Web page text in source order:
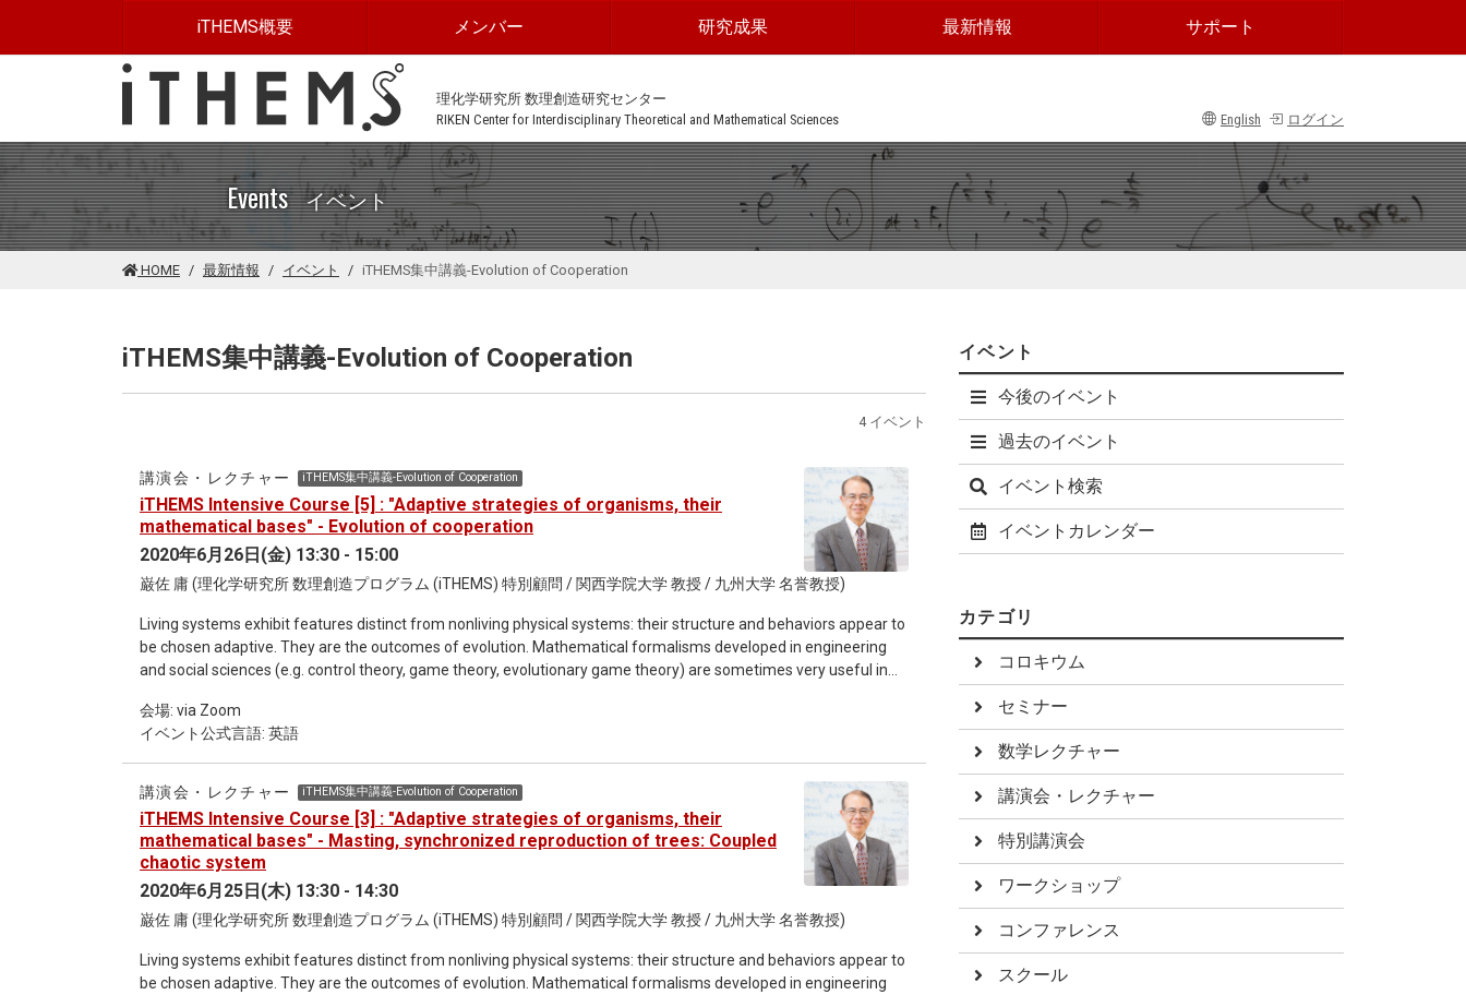
iTHEMS概要 メンバー 研究成果 最新情報 サポート
理化学研究所 数理創造研究センター
RIKEN Center for Interdisciplinary Theoretical and Mathematical Sciences
English ログイン
Events イベント
HOME 最新情報 イベント iTHEMS集中講義-Evolution of Cooperation
iTHEMS集中講義-Evolution of Cooperation
4 イベント
講演会・レクチャー iTHEMS集中講義-Evolution of Cooperation
iTHEMS Intensive Course [5] : "Adaptive strategies of organisms, their
mathematical bases" - Evolution of cooperation
2020年6月26日(金) 13:30 - 15:00
巌佐 庸 (理化学研究所 数理創造プログラム (iTHEMS) 特別顧問 / 関西学院大学 教授 / 九州大学 名誉教授)
Living systems exhibit features distinct from nonliving physical systems: their structure and behaviors appear to
be chosen adaptive. They are the outcomes of evolution. Mathematical formalisms developed in engineering
and social sciences (e.g. control theory, game theory, evolutionary game theory) are sometimes very useful in
会場: via Zoom
イベント公式言語: 英語
講演会・レクチャー iTHEMS集中講義-Evolution of Cooperation
iTHEMS Intensive Course [3] : "Adaptive strategies of organisms, their
mathematical bases" - Masting, synchronized reproduction of trees: Coupled
chaotic system
2020年6月25日(木) 13:30 - 14:30
巌佐 庸 (理化学研究所 数理創造プログラム (iTHEMS) 特別顧問 / 関西学院大学 教授 / 九州大学 名誉教授)
Living systems exhibit features distinct from nonliving physical systems: their structure and behaviors appear to
be chosen adaptive. They are the outcomes of evolution. Mathematical formalisms developed in engineering
イベント
今後のイベント
過去のイベント
イベント検索
イベントカレンダー
カテゴリ
コロキウム
セミナー
数学レクチャー
講演会・レクチャー
特別講演会
ワークショップ
コンファレンス
スクール